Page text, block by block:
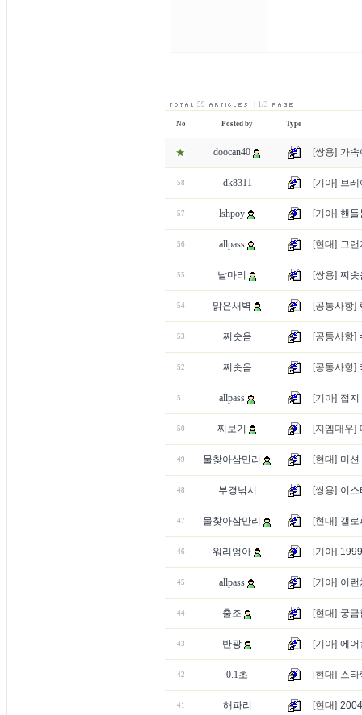
59 1/3
No Posted by Type
doocan40 [쌍용] 가속
58 dk8311 [기아] 브레
57 lshpoy [기아] 핸들
56 allpass [현대] 그랜
55 낱마리 [쌍용] 찌솟
54 맑은새벽 [공통사항]
53 찌솟음 [공통사항]
52 찌솟음 [공통사항]
51 allpass [기아] 접지
50 찌보기 [지엠대우]
49 물찾아삼만리 [현대] 미션
48 부경낚시 [쌍용] 이
47 물찾아삼만리 [현대] 갤로
46 워리엉아 [기아]
45 allpass [기아] 이
44 출조 [현대] 궁
43 반광 [기아] 에어
42 0.1초 [현대] 스
41 해파리 [현대]